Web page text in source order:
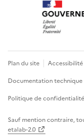
Plan du site
Documentation technique
Politique de confidentialité
Sauf mention contraire,
etalab-2.0